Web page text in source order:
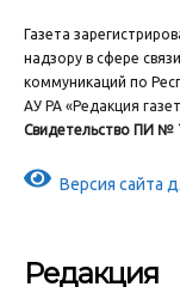
Газета
надзору в сфере
коммуникаций по
АУ РА «Редакция
Свидетельство ПИ №
Версия сайта
Редакция